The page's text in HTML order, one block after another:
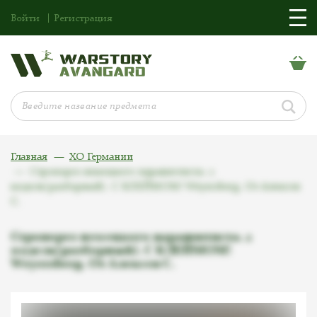
Войти Регистрация
Главная
ХО Германии
Стропорез немецкого парашютиста. 2
модель(разборный). С КЛЕЙМОМ!
Weyersberg. От Алексея С.